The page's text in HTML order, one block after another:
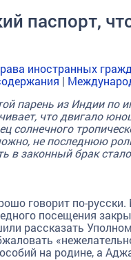
паспорт,
иностранных
|
парень из Индии по
что двигало
солнечного
не последнюю
в законный брак
говорит по-
посещения
рассказать
на родине, а